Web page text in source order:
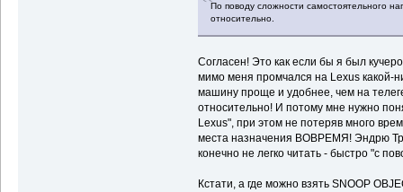
По поводу сложности самостоятельного
относительно.
Согласен! Это как если бы я был
мимо меня промчался на Lexus какой-
машину проще и удобнее, чем на
относительно! И потому мне нужно
Lexus", при этом не потеряв много
места назначения ВОВРЕМЯ! Эндрю
конечно не легко читать - быстро "с
Кстати, а где можно взять SNOOP